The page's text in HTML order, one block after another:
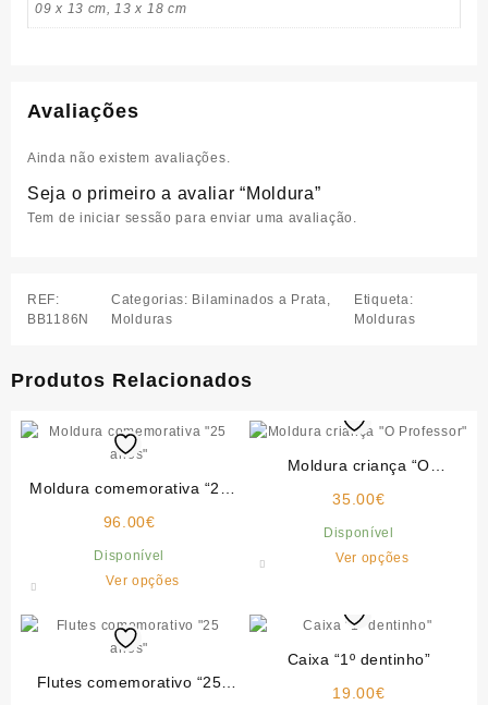
09 x 13 cm, 13 x 18 cm
Avaliações
Ainda não existem avaliações.
Seja o primeiro a avaliar “Moldura”
Tem de iniciar sessão para enviar uma avaliação.
REF:
BB1186N
Categorias: Bilaminados a Prata,
Molduras
Etiqueta:
Molduras
Produtos Relacionados
Moldura comemorativa “25
96.00€
Disponível
Ver opções
has
The
Moldura criança “O
35.00€
Disponível
Ver opções
multiple
The
Flutes comemorativo “25
Caixa “1º dentinho”
19.00€